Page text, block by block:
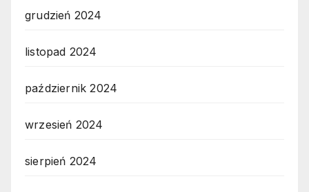
grudzień 2024
listopad 2024
październik 2024
wrzesień 2024
sierpień 2024